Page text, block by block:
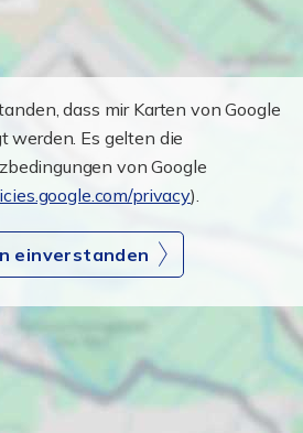
dass mir Karten von Google
werden. Es gelten die
von Google
privacy).
einverstanden